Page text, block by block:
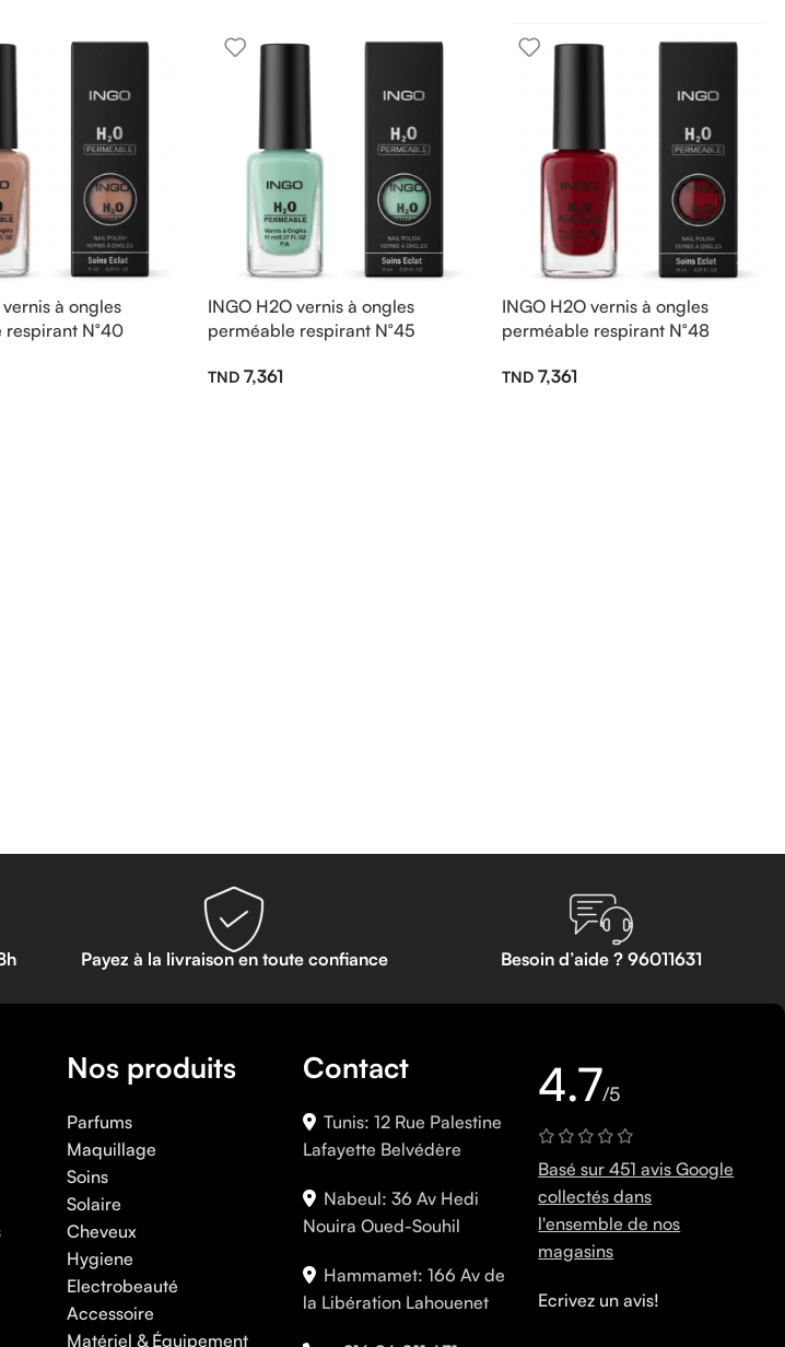
à ongles
N°40
INGO H2O vernis à ongles
perméable respirant N°45
7,361
INGO H2O vernis à ongles
perméable respirant N°48
7,361
Payez à la livraison en toute confiance Besoin d’aide ? 96011631
Nos produits
Parfums
Maquillage
Soins
Solaire
Cheveux
Hygiene
Electrobeauté
Accessoire
Matériel & Équipement
Contact
Tunis: 12 Rue Palestine
Lafayette Belvédère
Nabeul: 36 Av Hedi
Nouira Oued-Souhil
Hammamet: 166 Av de
la Libération Lahouenet
4.7/5
Basé sur 451 avis Google
collectés dans
l'ensemble de nos
magasins
Ecrivez un avis!